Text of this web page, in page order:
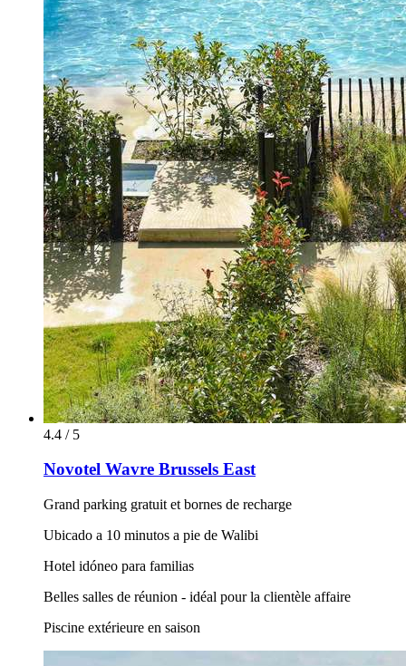
4.4 / 5
Novotel Wavre Brussels East
Grand parking gratuit et bornes de recharge
Ubicado a 10 minutos a pie de Walibi
Hotel idóneo para familias
Belles salles de réunion - idéal pour la clientèle affaire
Piscine extérieure en saison